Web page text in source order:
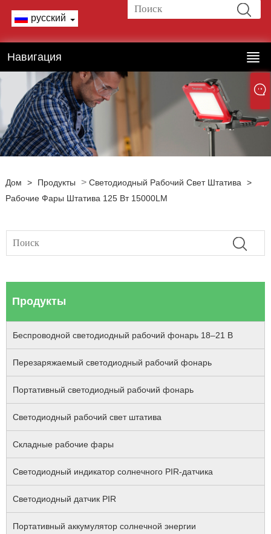
русский
Навигация
Дом > Продукты > Светодиодный Рабочий Свет Штатива
>
Рабочие Фары Штатива 125 Вт 15000LM
Продукты
Беспроводной светодиодный рабочий фонарь 18–21 В
Перезаряжаемый светодиодный рабочий фонарь
Портативный светодиодный рабочий фонарь
Светодиодный рабочий свет штатива
Складные рабочие фары
Светодиодный индикатор солнечного PIR-датчика
Светодиодный датчик PIR
Портативный аккумулятор солнечной энергии